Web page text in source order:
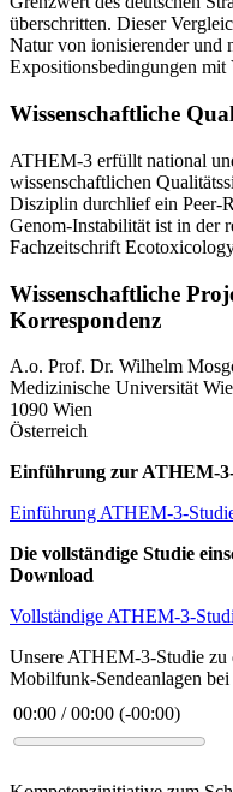
überschritten. Dieser
Natur von ionisierender und
Expositionsbedingungen mit
Wissenschaftliche
ATHEM-3 erfüllt national
wissenschaftlichen
Disziplin durchlief ein Peer-
Genom-Instabilität ist in der
Fachzeitschrift
Wissenschaftliche
Korrespondenz
A.o. Prof. Dr. Wilhelm
Medizinische Universität
1090 Wien
Österreich
Einführung zur ATHEM-
Einführung ATHEM-3-
Die vollständige Studie
Download
Vollständige ATHEM-3-
Unsere ATHEM-3-Studie zu
Mobilfunk-Sendeanlagen
00:00 /00:00 (-00:00)